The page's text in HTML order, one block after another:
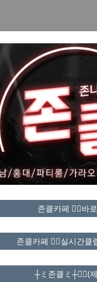
존클카페 ❤️‍🔥바
존클카페 ❤️‍🔥실시간클
┼ミ존클ミ┼❤️‍🔥(